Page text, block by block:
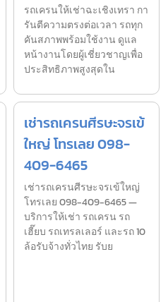
รถเครนให้เช่าฉะเชิงเทรา กา
รันตีความตรงต่อเวลา รถทุก
คันสภาพพร้อมใช้งาน ดูแล
หน้างานโดยผู้เชี่ยวชาญเพื่อ
ประสิทธิภาพสูงสุดใน
เช่ารถเครนศีรษะจรเข้
ใหญ่ โทรเลย 098-
409-6465
เช่ารถเครนศีรษะจรเข้ใหญ่
โทรเลย 098-409-6465 —
บริการให้เช่า รถเครน รถ
เฮี๊ยบ รถเทรลเลอร์ และรถ 10
ล้อรับจ้างทั่วไทย รับย